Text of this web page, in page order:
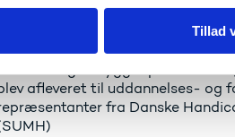
Tillad
handicaptillæg er et
erhvervsuddannelser, som på
betydelige begrænsninger i evnen
Lovændringen bygger på
afleveret til uddannelses- og
fra Danske